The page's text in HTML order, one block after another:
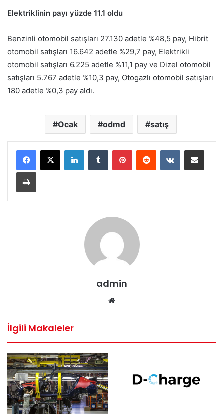
Elektriklinin payı yüzde 11.1 oldu
Benzinli otomobil satışları 27.130 adetle %48,5 pay, Hibrit
otomobil satışları 16.642 adetle %29,7 pay, Elektrikli
otomobil satışları 6.225 adetle %11,1 pay ve Dizel otomobil
satışları 5.767 adetle %10,3 pay, Otogazlı otomobil satışları
180 adetle %0,3 pay aldı.
Ocak odmd satış
LinkedInTumblr PinterestReddit VKontakteE-Posta ile paylaş
Yazdır
admin
İlgili Makaleler